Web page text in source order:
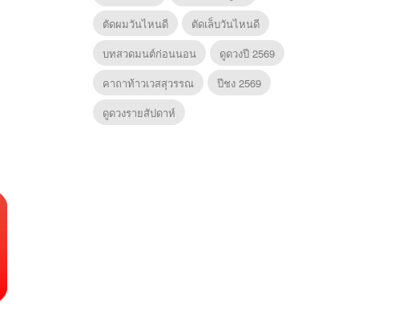
ตัดผมวันไหนดี
ตัดเล็บวันไหนดี
บทสวดมนต์ก่อนนอน
ดูดวงปี 2569
คาถาท้าวเวสสุวรรณ
ปีชง 2569
ดูดวงรายสัปดาห์